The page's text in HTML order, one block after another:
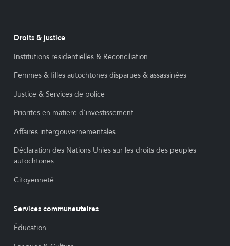
Droits & justice
Institutions résidentielles & Réconciliation
Femmes & filles autochtones disparues & assassinées
Justice & Services de police
Priorités en matière d’investissement
Affaires intergouvernementales
Déclaration des Nations Unies sur les droits des peuples
autochtones
Citoyenneté
Services communautaires
Éducation